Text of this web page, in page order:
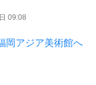
09:08
岡アジア美術館へ